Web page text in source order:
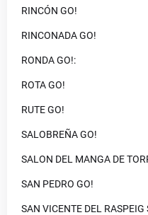
RINCÓN GO!
RINCONADA GO!
RONDA GO!:
ROTA GO!
RUTE GO!
SALOBREÑA GO!
SALON DEL MANGA DE
SAN PEDRO GO!
SAN VICENTE DEL